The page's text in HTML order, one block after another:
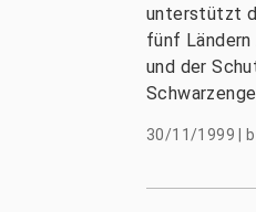
unterstützt
fünf
und der
30/11/1999